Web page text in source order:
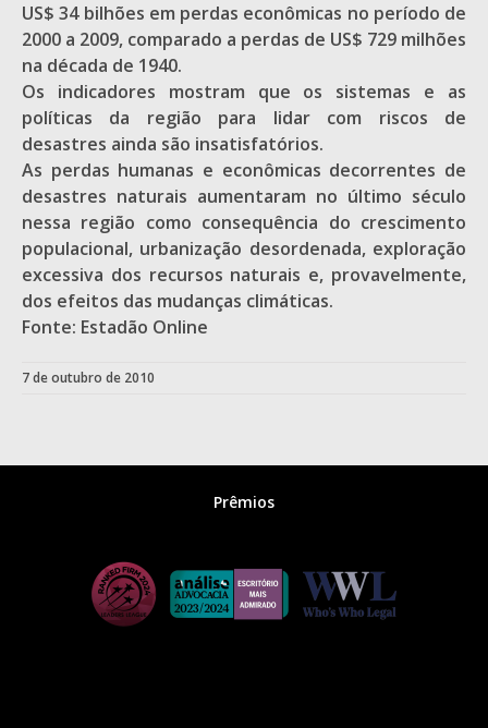
US$ 34 bilhões em perdas econômicas no período de
2000 a 2009, comparado a perdas de US$ 729 milhões
na década de 1940.
Os indicadores mostram que os sistemas e as
políticas da região para lidar com riscos de
desastres ainda são insatisfatórios.
As perdas humanas e econômicas decorrentes de
desastres naturais aumentaram no último século
nessa região como consequência do crescimento
populacional, urbanização desordenada, exploração
excessiva dos recursos naturais e, provavelmente,
dos efeitos das mudanças climáticas.
Fonte: Estadão Online
7 de outubro de 2010
Prêmios